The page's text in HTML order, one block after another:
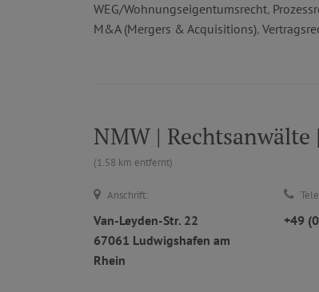
WEG/Wohnungseigentumsrecht,
M&A (Mergers & Acquisitions),
NMW | Rechtsanwälte
(1.58 km entfernt)
Anschrift:
Van-Leyden-Str. 22
67061 Ludwigshafen am
Rhein
+49